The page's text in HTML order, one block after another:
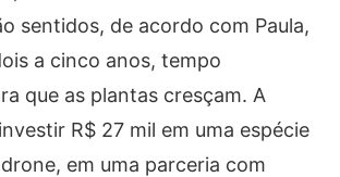
sentidos, de acordo com Paula,
a cinco anos, tempo
que as plantas cresçam. A
R$ 27 mil em uma espécie
em uma parceria com